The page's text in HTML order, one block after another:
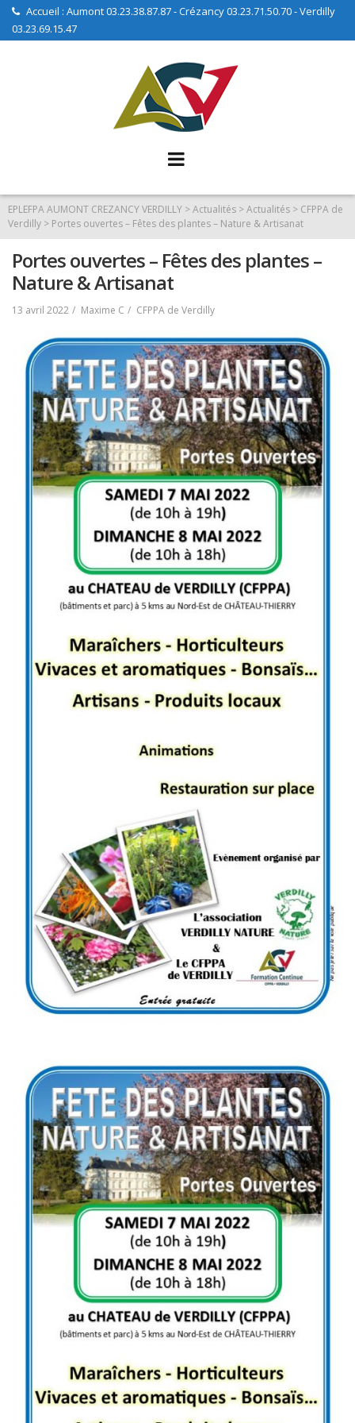
Skip Accueil : Aumont 03.23.38.87.87 - Crézancy 03.23.71.50.70 - Verdilly
03.23.69.15.47
EPLEFPA AUMONT CREZANCY VERDILLY >Actualités >Actualités > CFPPA de
Verdilly > Portes ouvertes – Fêtes des plantes – Nature & Artisanat
Portes ouvertes – Fêtes des plantes –
Nature & Artisanat
13 avril 2022 Maxime C CFPPA de Verdilly